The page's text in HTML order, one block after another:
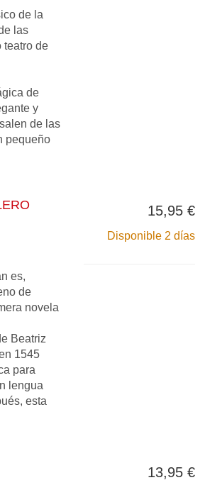
de la
las
teatro de
de
y
de las
pequeño
es,
de
novela
Beatriz
1545
para
lengua
esta
15,95 €
Disponible 2 días
13,95 €